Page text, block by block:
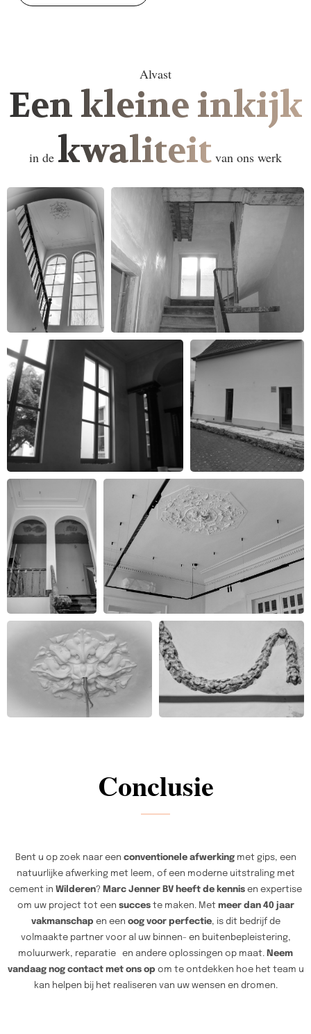
Alvast
Een kleine inkijk
in de kwaliteit van ons werk
Conclusie
Bent u op zoek naar een conventionele afwerkingmet gips, een
natuurlijke afwerking met leem, of een moderne uitstraling met
cement in Wilderen? Marc Jenner BV heeft de kennis en expertise
om uw project tot een succeste maken. Met meer dan 40 jaar
vakmanschap en een oog voor perfectie, is dit bedrijf de
volmaakte partner voor al uw binnen- en buitenbepleistering,
moluurwerk, reparatie en andere oplossingen op maat. Neem
vandaag nog contact met ons op om te ontdekken hoe het team u
kan helpen bij het realiseren van uw wensen en dromen.